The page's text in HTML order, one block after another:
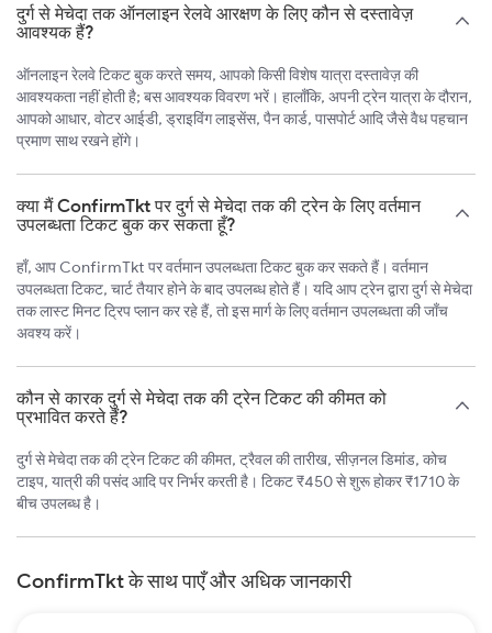
दुर्ग से मेचेदा तक ऑनलाइन रेलवे आरक्षण के लिए कौन से दस्तावेज़
आवश्यक हैं?
ऑनलाइन रेलवे टिकट बुक करते समय, आपको किसी विशेष यात्रा दस्तावेज़ की
आवश्यकता नहीं होती है; बस आवश्यक विवरण भरें। हालाँकि, अपनी ट्रेन यात्रा के दौरान,
आपको आधार, वोटर आईडी, ड्राइविंग लाइसेंस, पैन कार्ड, पासपोर्ट आदि जैसे वैध पहचान
प्रमाण साथ रखने होंगे।
क्या मैं ConfirmTkt पर दुर्ग से मेचेदा तक की ट्रेन के लिए वर्तमान
उपलब्धता टिकट बुक कर सकता हूँ?
हाँ, आप ConfirmTkt पर वर्तमान उपलब्धता टिकट बुक कर सकते हैं। वर्तमान
उपलब्धता टिकट, चार्ट तैयार होने के बाद उपलब्ध होते हैं। यदि आप ट्रेन द्वारा दुर्ग से मेचेदा
तक लास्ट मिनट ट्रिप प्लान कर रहे हैं, तो इस मार्ग के लिए वर्तमान उपलब्धता की जाँच
अवश्य करें।
कौन से कारक दुर्ग से मेचेदा तक की ट्रेन टिकट की कीमत को
प्रभावित करते हैं?
दुर्ग से मेचेदा तक की ट्रेन टिकट की कीमत, ट्रैवल की तारीख, सीज़नल डिमांड, कोच
टाइप, यात्री की पसंद आदि पर निर्भर करती है। टिकट ₹450 से शुरू होकर ₹1710 के
बीच उपलब्ध है।
ConfirmTkt के साथ पाएँ और अधिक जानकारी